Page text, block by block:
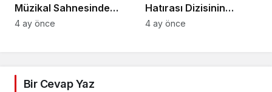
Müzikal Sahnesinde
Fenalaşarak
4 ay önce
Hatırası Dizisinin
Kadrosu Netleşti:
4 ay önce
Bir Cevap Yaz